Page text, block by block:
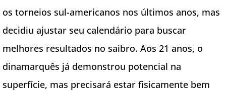
os torneios sul-americanos nos últimos anos, mas
decidiu ajustar seu calendário para buscar
melhores resultados no saibro. Aos 21 anos, o
dinamarquês já demonstrou potencial na
superfície, mas precisará estar fisicamente bem